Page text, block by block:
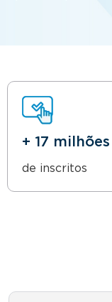
+ 17 milhões
de inscritos